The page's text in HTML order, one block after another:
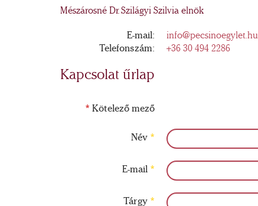
Mészárosné Dr. Szilágyi Szilvia elnök
E-mail:
info@pecsinoegylet.hu
Telefonszám:
+36 30 494 2286
Kapcsolat űrlap
* Kötelező mező
Név *
E-mail *
Tárgy *